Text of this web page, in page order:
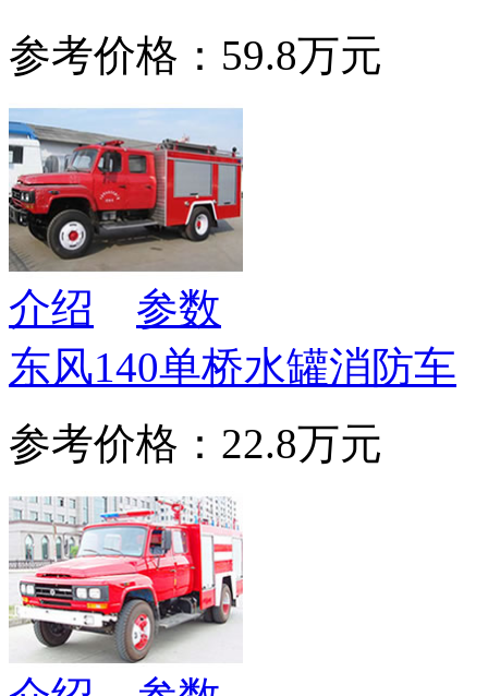
参考价格：59.8万元
介绍
参数
东风140单桥水罐消防车
参考价格：22.8万元